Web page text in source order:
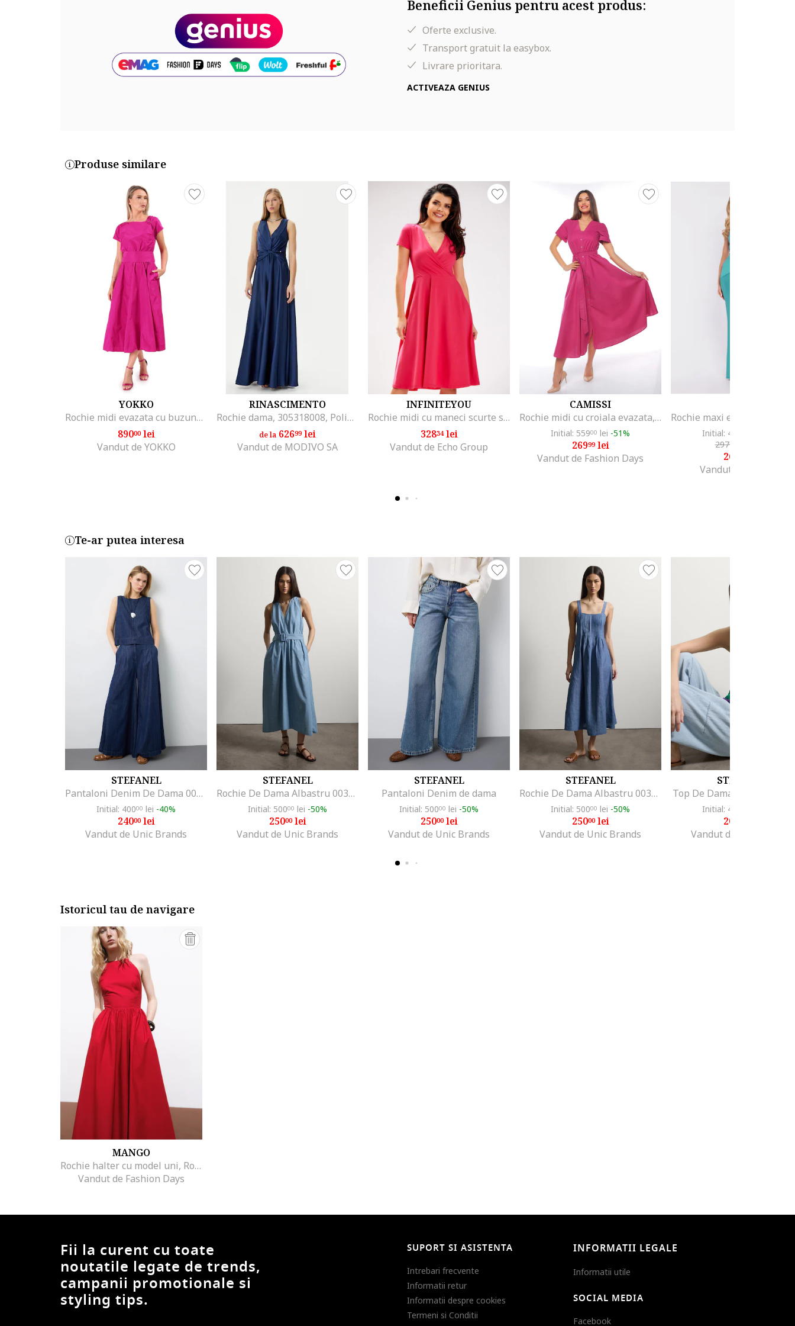
Beneficii Genius pentru acest produs:
Oferte exclusive.
Transport gratuit la easybox.
Livrare prioritara.
ACTIVEAZA GENIUS
Produse similare
YOKKO
Rochie midi evazata cu buzunare si cordon, Roz
89000lei
Vandut de YOKKO
RINASCIMENTO
Rochie dama, 305318008, Poliester, Albastru, Albastru
de la 62699lei
Vandut de MODIVO SA
INFINITEYOU
Rochie midi cu maneci scurte si model petrecut
32834lei
Vandut de Echo Group
CAMISSI
Rochie midi cu croiala evazata, decolteu in V si cordon in talie, Fucsia
Initial: 55900 lei -51%
26999lei
Vandut de Fashion Days
Initial: 409
29746
267
Vandut de Prestige
Te-ar putea interesa
STEFANEL
Pantaloni Denim De Dama 003570227
Initial: 40000 lei -40%
24000lei
Vandut de Unic Brands
STEFANEL
Rochie De Dama Albastru 003570963
Initial: 50000 lei -50%
25000lei
Vandut de Unic Brands
STEFANEL
Pantaloni Denim de dama
Initial: 50000 lei -50%
25000lei
Vandut de Unic Brands
STEFANEL
Rochie De Dama Albastru 003570975
Initial: 50000 lei -50%
25000lei
Vandut de Unic Brands
STEFANEL
Top De Dama Verde
Initial: 400
200
Vandut de Unic Brands
Istoricul tau de navigare
MANGO
Rochie halter cu model uni, Rosu
Vandut de Fashion Days
Fii la curent cu toate
noutatile legate de trends,
campanii promotionale si
styling tips.
SUPORT SI ASISTENTA
Intrebari frecvente
Informatii retur
Informatii despre cookies
Termeni si Conditii
INFORMATII LEGALE
Informatii utile
SOCIAL MEDIA
Facebook